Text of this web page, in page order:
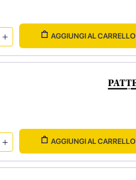
AGGIUNGI AL CARRELLO
AGGIUNGI AL CARRELLO